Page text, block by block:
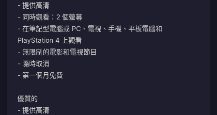
- 提供高清
- 同時觀看：2 個螢幕
- 在筆記型電腦或 PC、電視、手機、平板電腦和
PlayStation 4 上觀看
- 無限制的電影和電視節目
- 隨時取消
- 第一個月免費
優質的
- 提供高清